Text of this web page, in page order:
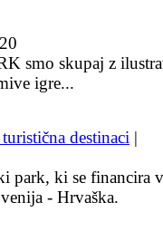
smo skupaj z
igre...
destinaci |
park, ki se financira
- Hrvaška.